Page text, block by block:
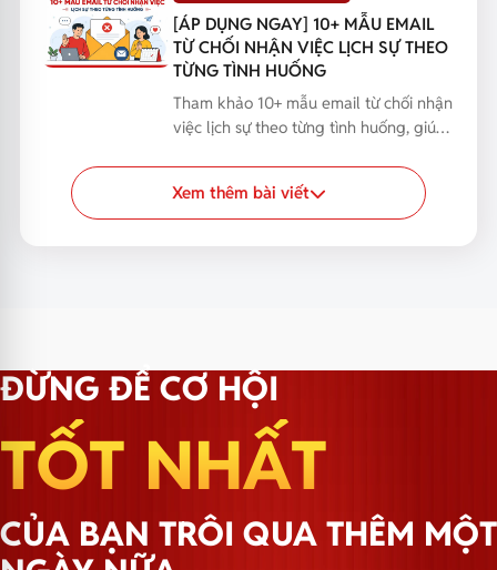
[ÁP DỤNG NGAY] 10+ MẪU EMAIL
TỪ CHỐI NHẬN VIỆC LỊCH SỰ THEO
TỪNG TÌNH HUỐNG
Tham khảo 10+ mẫu email từ chối nhận
việc lịch sự theo từng tình huống, giúp
Xem thêm bài viết
ĐỪNG ĐỂ CƠ HỘI
TỐT NHẤT
CỦA BẠN TRÔI QUA THÊM MỘT